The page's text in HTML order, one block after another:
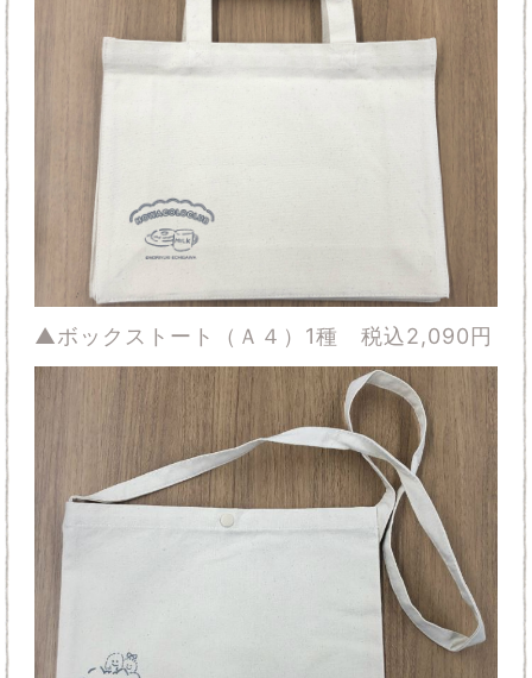
▲ボックストート（Ａ４）1種 税込2,090円